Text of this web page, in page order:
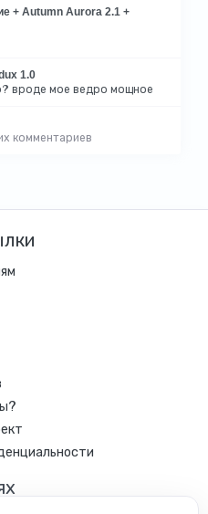
+ Autumn Aurora 2.1 +
1.0
вроде мое ведро мощное
комментариев